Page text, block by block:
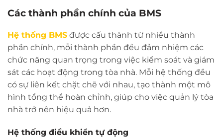
Các thành phần chính của BMS
Hệ thống BMS được cấu thành từ nhiều thành
phần chính, mỗi thành phần đều đảm nhiệm các
chức năng quan trọng trong việc kiểm soát và giám
sát các hoạt động trong tòa nhà. Mỗi hệ thống đều
có sự liên kết chặt chẽ với nhau, tạo thành một mô
hình tổng thể hoàn chỉnh, giúp cho việc quản lý tòa
nhà trở nên hiệu quả hơn.
Hệ thống điều khiển tự động